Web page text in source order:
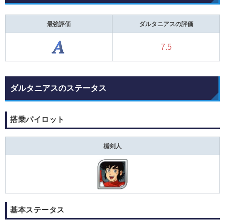
最強評価 ダルタニアスの評価
7.5
ダルタニアスのステータス
搭乗パイロット
楯剣人
基本ステータス